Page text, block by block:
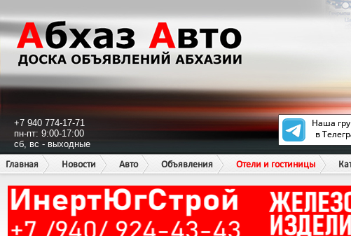
+7 940 774-17-71
пн-пт: 9:00-17:00
сб, вс - выходные
Главная
Новости Авто Объявления Отели и гостиницы